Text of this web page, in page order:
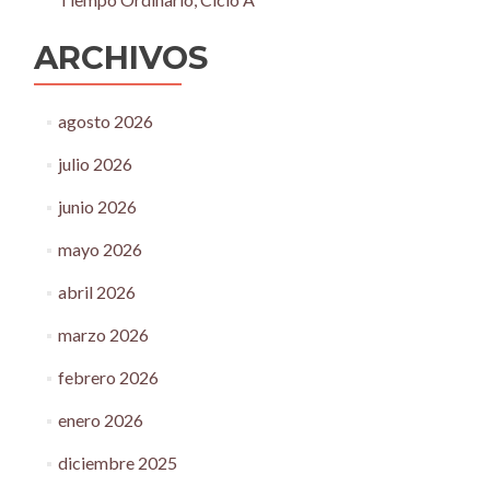
ARCHIVOS
agosto 2026
julio 2026
junio 2026
mayo 2026
abril 2026
marzo 2026
febrero 2026
enero 2026
diciembre 2025